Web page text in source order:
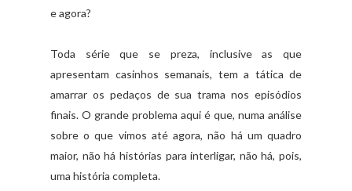
e agora?
Toda série que se preza, inclusive as que
apresentam casinhos semanais, tem a tática de
amarrar os pedaços de sua trama nos episódios
finais. O grande problema aqui é que, numa análise
sobre o que vimos até agora, não há um quadro
maior, não há histórias para interligar, não há, pois,
uma história completa.